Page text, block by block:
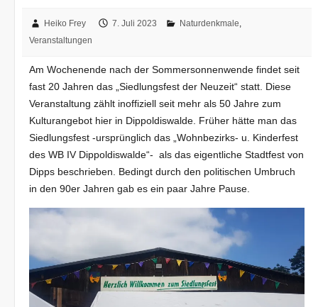
Heiko Frey 7. Juli 2023 Naturdenkmale,
Veranstaltungen
Am Wochenende nach der Sommersonnenwende findet seit
fast 20 Jahren das „Siedlungsfest der Neuzeit“ statt. Diese
Veranstaltung zählt inoffiziell seit mehr als 50 Jahre zum
Kulturangebot hier in Dippoldiswalde. Früher hätte man das
Siedlungsfest -ursprünglich das „Wohnbezirks- u. Kinderfest
des WB IV Dippoldiswalde“- als das eigentliche Stadtfest von
Dipps beschrieben. Bedingt durch den politischen Umbruch
in den 90er Jahren gab es ein paar Jahre Pause.